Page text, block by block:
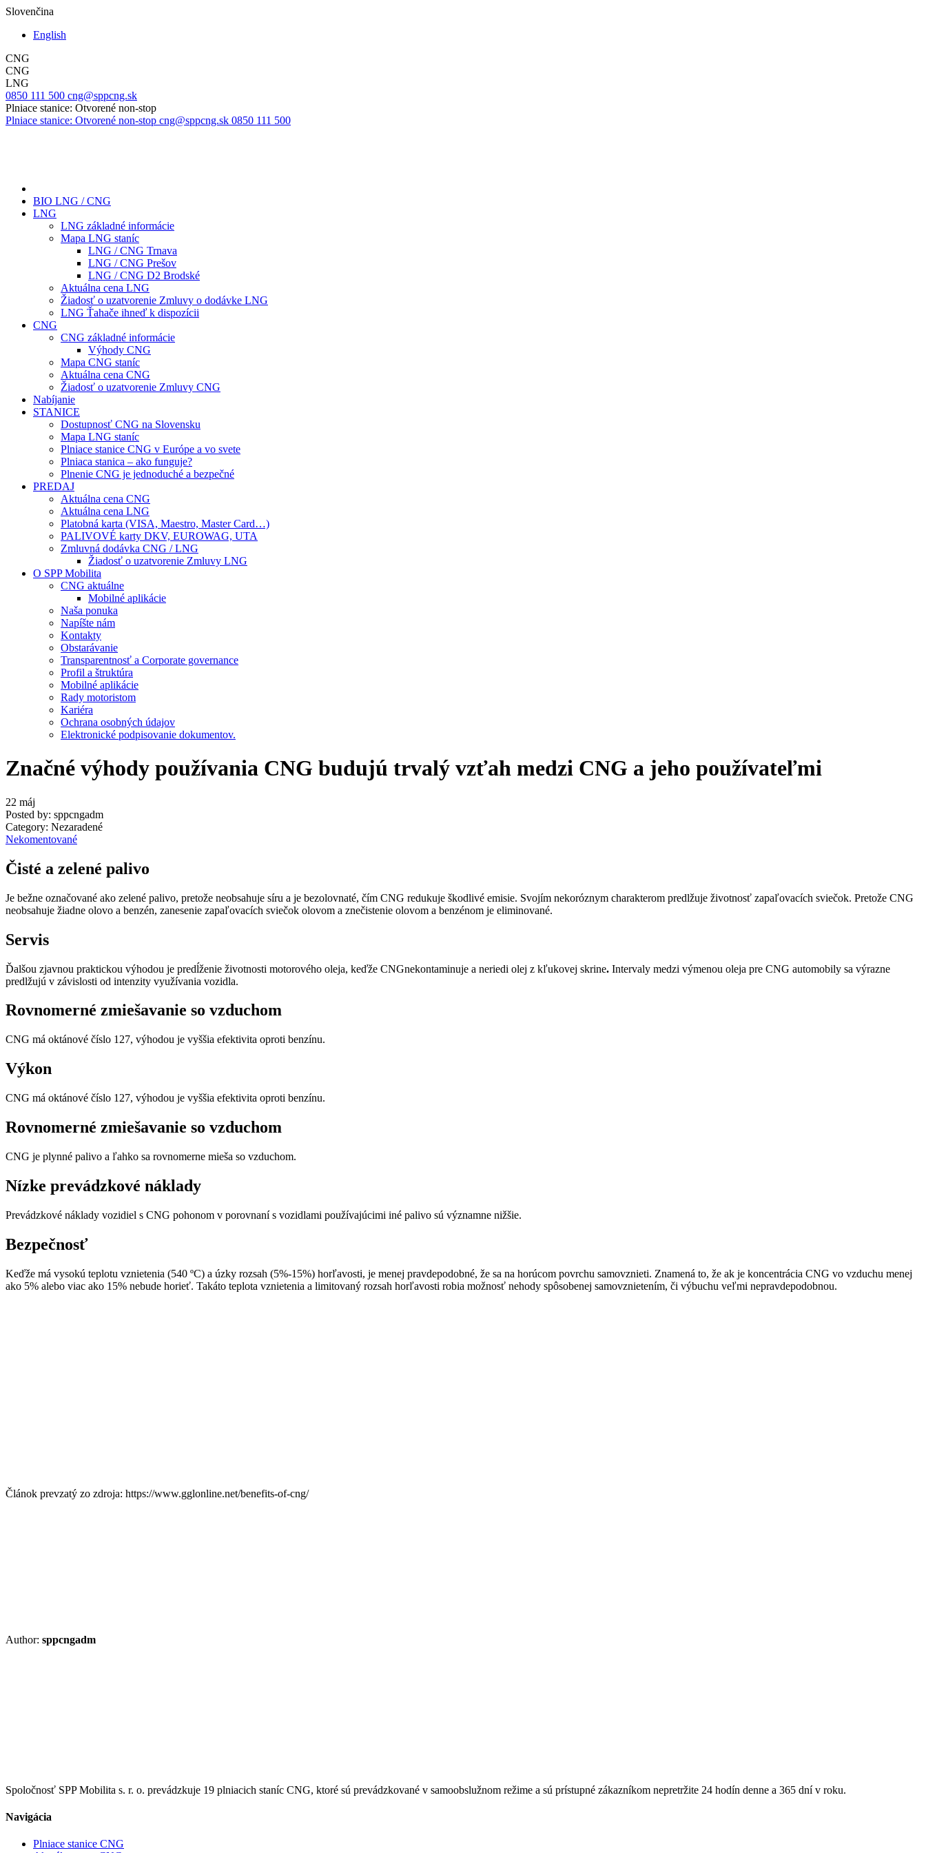
Slovenčina
English
CNG
CNG
LNG
0850 111 500 cng@sppcng.sk
Plniace stanice: Otvorené non-stop
Plniace stanice: Otvorené non-stop cng@sppcng.sk 0850 111 500
BIO LNG / CNG
LNG
LNG základné informácie
Mapa LNG staníc
LNG / CNG Trnava
LNG / CNG Prešov
LNG / CNG D2 Brodské
Aktuálna cena LNG
Žiadosť o uzatvorenie Zmluvy o dodávke LNG
LNG Ťahače ihneď k dispozícii
CNG
CNG základné informácie
Výhody CNG
Mapa CNG staníc
Aktuálna cena CNG
Žiadosť o uzatvorenie Zmluvy CNG
Nabíjanie
STANICE
Dostupnosť CNG na Slovensku
Mapa LNG staníc
Plniace stanice CNG v Európe a vo svete
Plniaca stanica – ako funguje?
Plnenie CNG je jednoduché a bezpečné
PREDAJ
Aktuálna cena CNG
Aktuálna cena LNG
Platobná karta (VISA, Maestro, Master Card…)
PALIVOVÉ karty DKV, EUROWAG, UTA
Zmluvná dodávka CNG / LNG
Žiadosť o uzatvorenie Zmluvy LNG
O SPP Mobilita
CNG aktuálne
Mobilné aplikácie
Naša ponuka
Napíšte nám
Kontakty
Obstarávanie
Transparentnosť a Corporate governance
Profil a štruktúra
Mobilné aplikácie
Rady motoristom
Kariéra
Ochrana osobných údajov
Elektronické podpisovanie dokumentov.
Značné výhody používania CNG budujú trvalý vzťah medzi CNG a jeho používateľmi
22 máj
Posted by: sppcngadm
Category: Nezaradené
Nekomentované
Čisté a zelené palivo
Je bežne označované ako zelené palivo, pretože neobsahuje síru a je bezolovnaté, čím CNG redukuje škodlivé emisie. Svojím nekoróznym charakterom predlžuje životnosť zapaľovacích sviečok. Pretože CNG
neobsahuje žiadne olovo a benzén, zanesenie zapaľovacích sviečok olovom a znečistenie olovom a benzénom je eliminované.
Servis
Ďalšou zjavnou praktickou výhodou je predĺženie životnosti motorového oleja, keďže CNGnekontaminuje a neriedi olej z kľukovej skrine. Intervaly medzi výmenou oleja pre CNG automobily sa výrazne
predlžujú v závislosti od intenzity využívania vozidla.
Rovnomerné zmiešavanie so vzduchom
CNG má oktánové číslo 127, výhodou je vyššia efektivita oproti benzínu.
Výkon
CNG má oktánové číslo 127, výhodou je vyššia efektivita oproti benzínu.
Rovnomerné zmiešavanie so vzduchom
CNG je plynné palivo a ľahko sa rovnomerne mieša so vzduchom.
Nízke prevádzkové náklady
Prevádzkové náklady vozidiel s CNG pohonom v porovnaní s vozidlami používajúcimi iné palivo sú významne nižšie.
Bezpečnosť
Keďže má vysokú teplotu vznietenia (540 ºC) a úzky rozsah (5%-15%) horľavosti, je menej pravdepodobné, že sa na horúcom povrchu samovznieti. Znamená to, že ak je koncentrácia CNG vo vzduchu menej
ako 5% alebo viac ako 15% nebude horieť. Takáto teplota vznietenia a limitovaný rozsah horľavosti robia možnosť nehody spôsobenej samovznietením, či výbuchu veľmi nepravdepodobnou.
Článok prevzatý zo zdroja: https://www.gglonline.net/benefits-of-cng/
Author: sppcngadm
Spoločnosť SPP Mobilita s. r. o. prevádzkuje 19 plniacich staníc CNG, ktoré sú prevádzkované v samoobslužnom režime a sú prístupné zákazníkom nepretržite 24 hodín denne a 365 dní v roku.
Navigácia
Plniace stanice CNG